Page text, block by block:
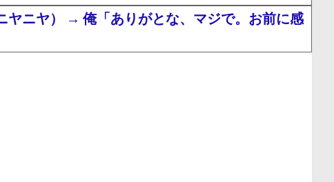
ヤニヤ） → 俺「ありがとな、マジで。お前に感